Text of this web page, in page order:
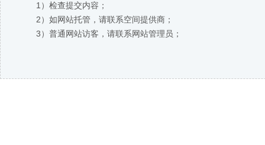
1）检查提交内容；
2）如网站托管，请联系空间提供商；
3）普通网站访客，请联系网站管理员；